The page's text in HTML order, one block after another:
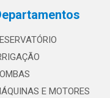
E MOTORES